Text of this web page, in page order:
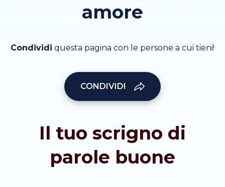
amore
Condividi questa pagina con le persone a cui tieni!
CONDIVIDI
Il tuo scrigno di
parole buone